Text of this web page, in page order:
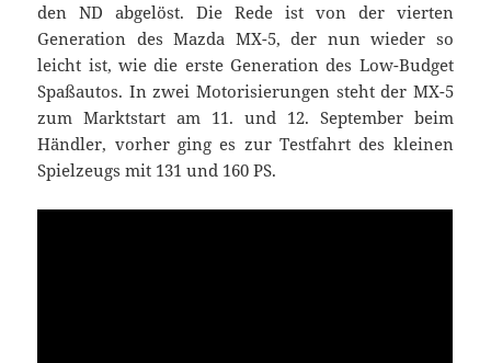
den ND abgelöst. Die Rede ist von der vierten
Generation des Mazda MX-5, der nun wieder so
leicht ist, wie die erste Generation des Low-Budget
Spaßautos. In zwei Motorisierungen steht der MX-5
zum Marktstart am 11. und 12. September beim
Händler, vorher ging es zur Testfahrt des kleinen
Spielzeugs mit 131 und 160 PS.